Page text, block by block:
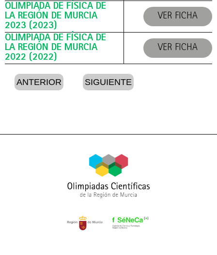
OLIMPIADA DE FÍSICA DE
LA REGIÓN DE MURCIA
2023 (2023)
VER FICHA
OLIMPIADA DE FÍSICA DE
LA REGIÓN DE MURCIA
2022 (2022)
VER FICHA
ANTERIOR SIGUIENTE